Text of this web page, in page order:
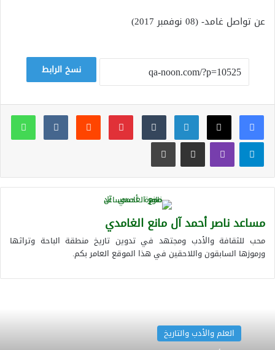
عن تواصل غامد- (08 نوفمبر 2017)
نسخ الرابط
لينكدإن ‏Tumblr بينتيريست
‏Reddit
‏VKontakte
تيلقرام ڤايبر مشاركة عبر البريد طباعة
مساعد ناصر أحمد آل مانع الغامدي
محب للثقافة والأدب ومجتهد في تدوين تاريخ منطقة الباحة وتراثها
ورموزها السابقون واللاحقين في هذا الموقع العامر بكم.
العلم والأدب والتاريخ